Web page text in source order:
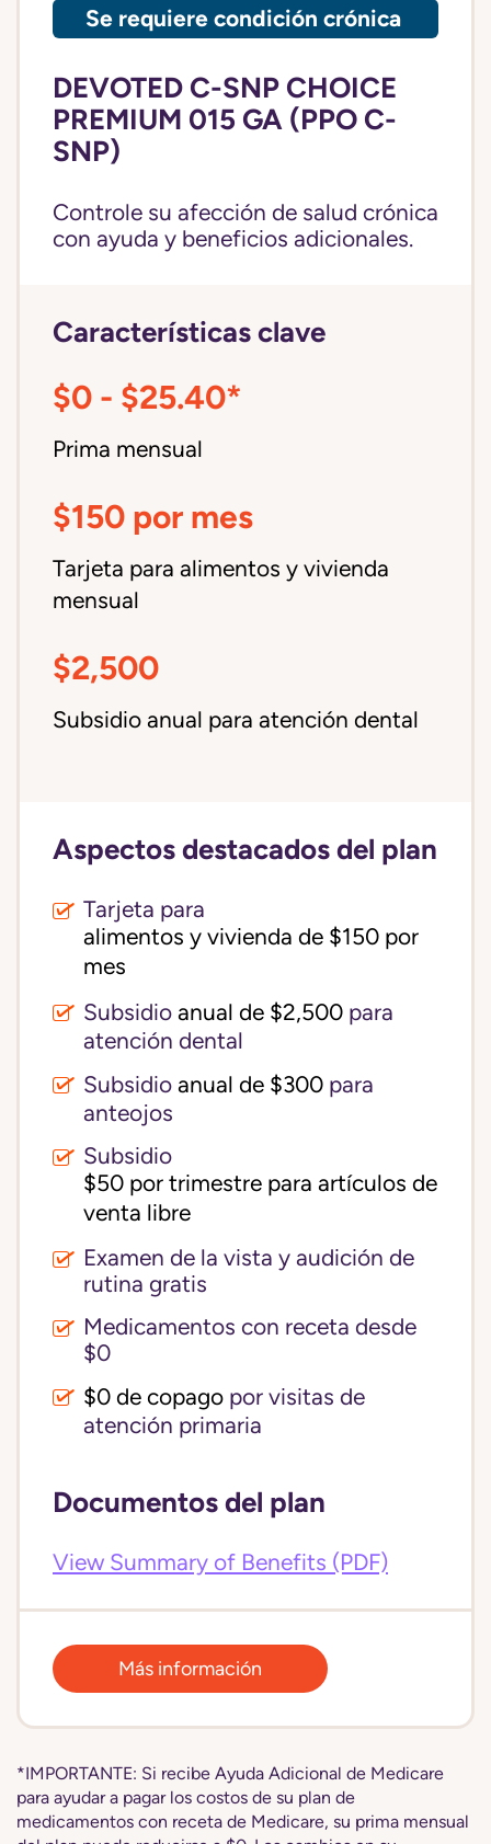
Se requiere condición crónica
DEVOTED C-SNP CHOICE
PREMIUM 015 GA (PPO C-
SNP)
Controle su afección de salud crónica
con ayuda y beneficios adicionales.
Características clave
$0 - $25.40*
Prima mensual
$150 por mes
Tarjeta para alimentos y vivienda
mensual
$2,500
Subsidio anual para atención dental
Aspectos destacados del plan
Tarjeta para
alimentos y vivienda de $150 por
mes
Subsidio anual de $2,500 para
atención dental
Subsidio anual de $300 para
anteojos
Subsidio
$50 por trimestre para artículos de
venta libre
Examen de la vista y audición de
rutina gratis
Medicamentos con receta desde
$0
$0 de copago por visitas de
atención primaria
Documentos del plan
View Summary of Benefits (PDF)
Más información
*IMPORTANTE: Si recibe Ayuda Adicional de Medicare
para ayudar a pagar los costos de su plan de
medicamentos con receta de Medicare, su prima mensual